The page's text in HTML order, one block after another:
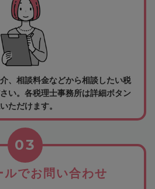
、相談料金などから相談したい税
い。各税理士事務所は詳細ボタン
ただけます。
ルでお問い合わせ
03